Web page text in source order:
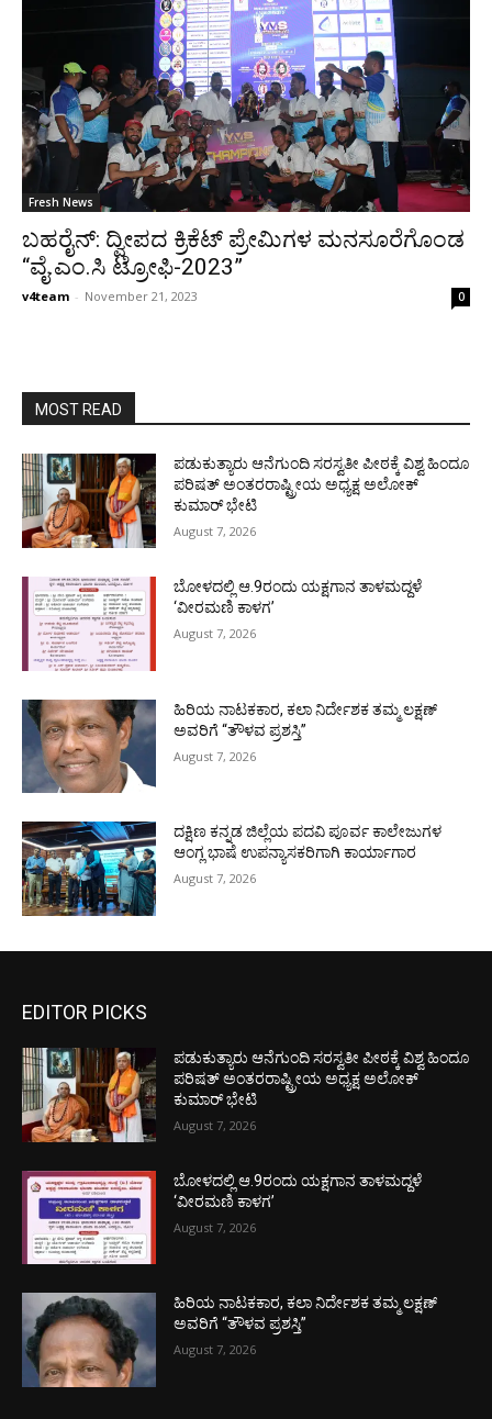
Fresh News
ಬಹರೈನ್: ದ್ವೀಪದ ಕ್ರಿಕೆಟ್ ಪ್ರೇಮಿಗಳ ಮನಸೂರೆಗೊಂಡ
“ವೈ.ಎಂ.ಸಿ ಟ್ರೋಫಿ-2023”
v4team - November 21, 2023 0
MOST READ
ಪಡುಕುತ್ಯಾರು ಆನೆಗುಂದಿ ಸರಸ್ವತೀ ಪೀಠಕ್ಕೆ ವಿಶ್ವ ಹಿಂದೂ
ಪರಿಷತ್ ಅಂತರರಾಷ್ಟ್ರೀಯ ಅಧ್ಯಕ್ಷ ಅಲೋಕ್
ಕುಮಾರ್ ಭೇಟಿ
August 7, 2026
ಬೋಳದಲ್ಲಿ ಆ.9ರಂದು ಯಕ್ಷಗಾನ ತಾಳಮದ್ದಳೆ
‘ವೀರಮಣಿ ಕಾಳಗ’
August 7, 2026
ಹಿರಿಯ ನಾಟಕಕಾರ, ಕಲಾ ನಿರ್ದೇಶಕ ತಮ್ಮ ಲಕ್ಷಣ್
ಅವರಿಗೆ “ತೌಳವ ಪ್ರಶಸ್ತಿ”
August 7, 2026
ದಕ್ಷಿಣ ಕನ್ನಡ ಜಿಲ್ಲೆಯ ಪದವಿ ಪೂರ್ವ ಕಾಲೇಜುಗಳ
ಆಂಗ್ಲ ಭಾಷೆ ಉಪನ್ಯಾಸಕರಿಗಾಗಿ ಕಾರ್ಯಾಗಾರ
August 7, 2026
EDITOR PICKS
ಪಡುಕುತ್ಯಾರು ಆನೆಗುಂದಿ ಸರಸ್ವತೀ ಪೀಠಕ್ಕೆ ವಿಶ್ವ ಹಿಂದೂ
ಪರಿಷತ್ ಅಂತರರಾಷ್ಟ್ರೀಯ ಅಧ್ಯಕ್ಷ ಅಲೋಕ್
ಕುಮಾರ್ ಭೇಟಿ
August 7, 2026
ಬೋಳದಲ್ಲಿ ಆ.9ರಂದು ಯಕ್ಷಗಾನ ತಾಳಮದ್ದಳೆ
‘ವೀರಮಣಿ ಕಾಳಗ’
August 7, 2026
ಹಿರಿಯ ನಾಟಕಕಾರ, ಕಲಾ ನಿರ್ದೇಶಕ ತಮ್ಮ ಲಕ್ಷಣ್
ಅವರಿಗೆ “ತೌಳವ ಪ್ರಶಸ್ತಿ”
August 7, 2026